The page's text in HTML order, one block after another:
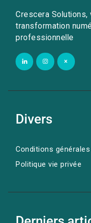
Crescera
transformation
professionnelle
Divers
Conditions
Politique vie privée